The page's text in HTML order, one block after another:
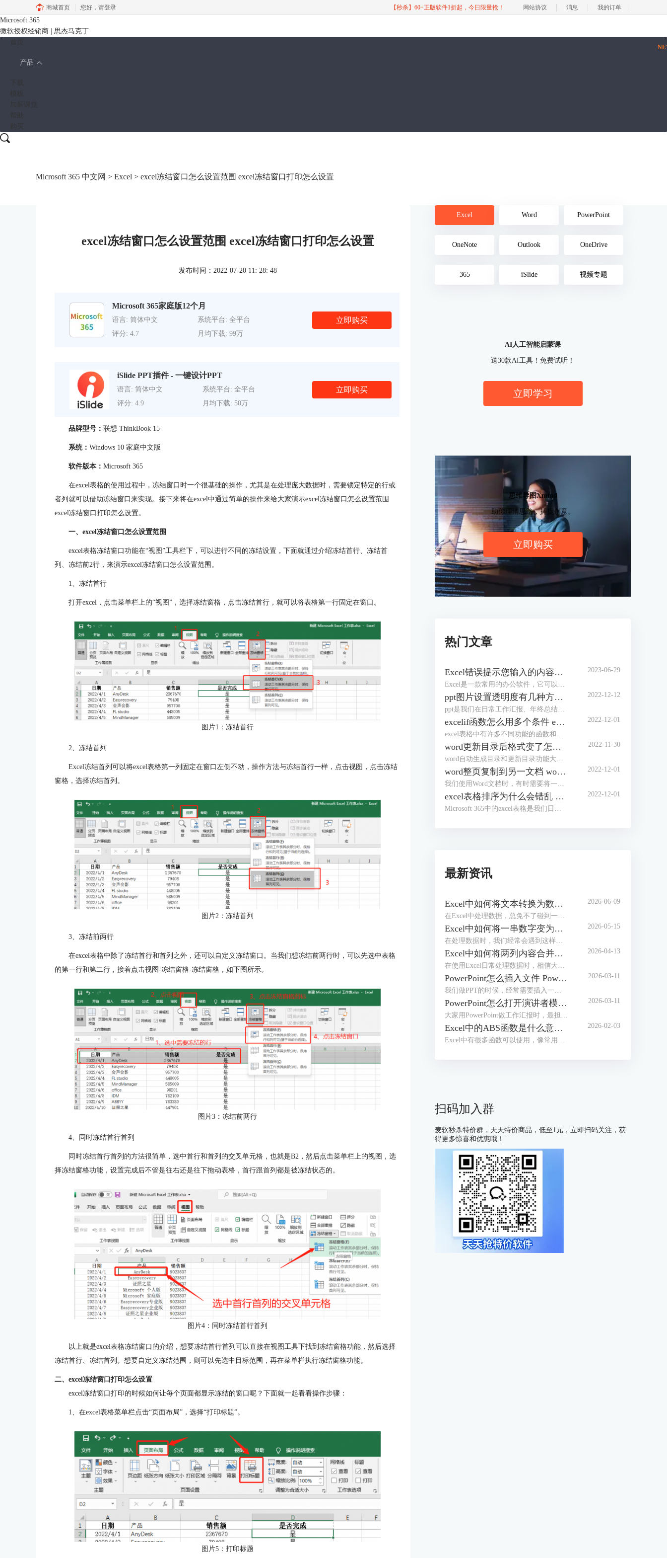
商城首页 您好， 请登录 【秒杀】60+正版软件1折起，今日限量抢！ 网站协议 消息 我的订单
Microsoft 365
微软授权经销商 | 思杰马克丁
产品
Microsoft 365 中文网 > Excel > excel冻结窗口怎么设置范围 excel冻结窗口打印怎么设置
excel冻结窗口怎么设置范围 excel冻结窗口打印怎么设置
发布时间：2022-07-20 11: 28: 48
Microsoft 365家庭版12个月
语言: 简体中文
系统平台: 全平台
评分: 4.7
月均下载: 99万
立即购买
iSlide PPT插件 - 一键设计PPT
语言: 简体中文
系统平台: 全平台
评分: 4.9
月均下载: 50万
立即购买
品牌型号： 联想 ThinkBook 15
系统： Windows 10 家庭中文版
软件版本： Microsoft 365
在excel表格的使用过程中，冻结窗口时一个很基础的操作，尤其是在处理庞大数据时，需要锁定特定的行或
者列就可以借助冻结窗口来实现。接下来将在excel中通过简单的操作来给大家演示excel冻结窗口怎么设置范围
excel冻结窗口打印怎么设置。
一、excel冻结窗口怎么设置范围
excel表格冻结窗口功能在“视图”工具栏下，可以进行不同的冻结设置，下面就通过介绍冻结首行、冻结首
列、冻结前2行，来演示excel冻结窗口怎么设置范围。
1、冻结首行
打开excel，点击菜单栏上的“视图”，选择冻结窗格，点击冻结首行，就可以将表格第一行固定在窗口。
图片1：冻结首行
2、冻结首列
Excel冻结首列可以将excel表格第一列固定在窗口左侧不动，操作方法与冻结首行一样，点击视图，点击冻结
窗格，选择冻结首列。
图片2：冻结首列
3、冻结前两行
在excel表格中除了冻结首行和首列之外，还可以自定义冻结窗口。当我们想冻结前两行时，可以先选中表格
的第一行和第二行，接着点击视图-冻结窗格-冻结窗格，如下图所示。
图片3：冻结前两行
4、同时冻结首行首列
同时冻结首行首列的方法很简单，选中首行和首列的交叉单元格，也就是B2，然后点击菜单栏上的视图，选
择冻结窗格功能，设置完成后不管是往右还是往下拖动表格，首行跟首列都是被冻结状态的。
图片4：同时冻结首行首列
以上就是excel表格冻结窗口的介绍，想要冻结首行首列可以直接在视图工具下找到冻结窗格功能，然后选择
冻结首行、冻结首列。想要自定义冻结范围，则可以先选中目标范围，再在菜单栏执行冻结窗格功能。
二、excel冻结窗口打印怎么设置
excel冻结窗口打印的时候如何让每个页面都显示冻结的窗口呢？下面就一起看看操作步骤：
1、在excel表格菜单栏点击“页面布局”，选择“打印标题”。
图片5：打印标题
Excel Word PowerPoint
OneNote Outlook OneDrive
365 iSlide 视频专题
AI人工智能启蒙课
送30款AI工具！免费试听！
立即学习
思维导图Xmind
助你理清思路，捕捉创意。
立即购买
热门文章
Excel错误提示您输入的内容不符合限制条件 Excel怎么解除限制输入内容
Excel是一款常用的办公软件，它可以帮助我们进行数据的录入、分析和处理。但是，有时候我们在使用Excel的时候，会遇到一些错误提示，比如“您输入的内容不符合限制条件”。这种情况下，我们应该怎么办呢？本文将为你介绍Excel错误提示您输入的内容不符合限制条件的原因和解决方法，以及Excel怎么解除限制输入内容的操作步骤。
2023-06-29
ppt图片设置透明度有几种方法 ppt图片设置透明度怎么弄
ppt是我们在日常工作汇报、年终总结时常用到的办公软件。为了使ppt看起来更加完美，我们有时会将ppt中的图片进行透明度设置，但有部分朋友不知道该如何进行操作，今天这篇文章就主要给大家介绍ppt图片设置透明度有几种方法，ppt图片设置透明度怎么弄的相关操作步骤，有需要的朋友可以详细参考本文详细内容。
2022-12-12
excelif函数怎么用多个条件 excelif函数大于等于并且小于怎么输入
excel表格中有许多不同功能的函数和公式，如求和、求积、求均数、筛选数据等等。今天，我们就来讲讲如何使用excel中的if函数，以及使用if函数过程中需要注意的一些操作技巧和方式，主要内容包括“excelif函数怎么用多个条件，excelif函数大于等于并且小于怎么输入”这两个问题。
2022-12-01
word更新目录后格式变了怎么办 word更新目录为什么有的没有显示
word自动生成目录和更新目录功能大家在写论文的时候应该都体会到了它的好用之处，但是有的小伙伴反应word更新目录后格式会变化，还有的时候更新了目录却没有显示，遇到这种情况该怎么办呢？
2022-11-30
word整页复制到另一文档 word整页复制格式不变
我们使用Word文档时，有时需要将一个Word文档中的内容整页复制到另一个文档中。通常我们会使用Ctrl+C，Ctrl+V进行复制粘贴，但是如果要将多个Word文档复制到一个文档中，这样操作起来就会降低工作效率。
2022-12-01
excel表格排序为什么会错乱 excel表格顺序都乱了怎么办
Microsoft 365中的excel表格是我们日常生活中经常需要用到的办公软件，在之前的文章中给大家介绍了excel排序和自定义排序的方法。有的小伙伴反应excel排序后数据错乱，这是因为方法没用对吗？为了解答大家的疑问，今天就给大家来分享一下excel表格排序为什么会错乱，excel表格顺序都乱了怎么办。
2022-12-01
最新资讯
Excel中如何将文本转换为数值 Excel中如何将e+变为数字
在Excel中处理数据，总免不了碰到一些令人头疼的小麻烦，比如文本格式的数字根本没办法直接计算，或者单元格中输入长数字后无法完整显示，看着就闹心。别担心，今天我们就给大家分享两个超实用的操作，一起来了解下Excel中如何将文本转换为数值，Excel中如何将e+变为数字的相关内容。
2026-06-09
Excel中如何将一串数字变为日期 Excel中如何将一列数据分成几列
在处理数据时，我们经常会遇到这样的困扰，比如20240520、20250521或者20260502等，想将其变成标准日期格式却又不知道该如何操作。不用担心，这些看似复杂的问题，其实都有简单高效的解决方法。接下来本文将围绕Excel中如何将一串数字变为日期，Excel中如何将一列数据分成几列等内容进行介绍，一起来学习下。
2026-05-15
Excel中如何将两列内容合并到一起 Excel中如何将行转换成列
在使用Excel日常处理数据时，相信大家经常会遇到将几列内容合并到一起或者把行转成列的基础操作。不管是整理客户信息、汇总销售数据或是制作报表，学会这些技巧后，都可以有效提高我们的工作效率。接下来就给大家说一下Excel中如何将两列内容合并到一起，Excel中如何将行转换成列的相关内容。
2026-04-13
PowerPoint怎么插入文件 PowerPoint怎么插入思维导图
我们做PPT的时候，经常需要插入一些外部文件进去。插入之后文件会变成一个小图标嵌在幻灯片中，演示的时候点击一下图标，就能直接打开原文件了。不过还有好多小伙伴不知道怎么操作。别急，接下来我们就给大家讲讲PowerPoint怎么插入文件，PowerPoint怎么插入思维导图的实用技巧。
2026-03-11
PowerPoint怎么打开演讲者模式 PowerPoint怎么压缩PPT大小
大家用PowerPoint做工作汇报时，最担心的莫过于汇报到一半的时候忘词，或者搞不清当前页讲完该接哪一页内容了吧，其实这事情非常容易解决，可以设置演讲者模式，这样我们自己能看到备注和下一页预览，而观众那边只显示正常的放映画面。接下来我们就给大家介绍一下PowerPoint怎么打开演讲者模式，PowerPoint怎么压缩PPT大小的相关内容。
2026-03-11
Excel中的ABS函数是什么意思 Excel中的ABS函数怎么用
Excel中有很多函数可以使用，像常用的SUM求和函数、VLOOKUP查找函数、IF条件判断函数、ABS绝对值函数等，通过这些函数，可以有效帮我们提升数据处理和分析效率。接下来我们就以ABS函数为例，来为大家分享一下Excel中的ABS函数是什么意思，Excel中的ABS函数怎么用的相关内容，方法步骤非常简单，一起来学习下。
2026-02-03
扫码加入群
麦软秒杀特价群，天天特价商品，低至1元，立即扫码关注，获
得更多惊喜和优惠哦！